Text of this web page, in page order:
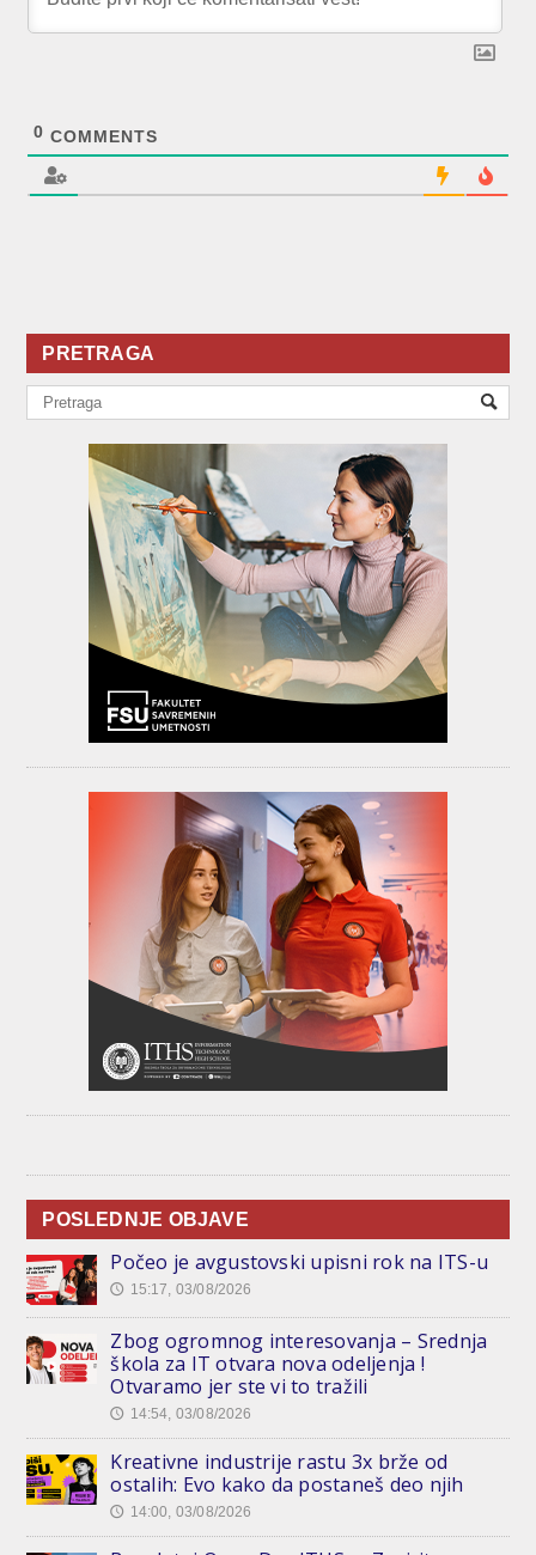
0 COMMENTS
PRETRAGA
POSLEDNJE OBJAVE
Počeo je avgustovski upisni rok na ITS-u
🕔 15:17, 03/08/2026
Zbog ogromnog interesovanja – Srednja
škola za IT otvara nova odeljenja !
Otvaramo jer ste vi to tražili
🕔 14:54, 03/08/2026
Kreativne industrije rastu 3x brže od
ostalih: Evo kako da postaneš deo njih
🕔 14:00, 03/08/2026